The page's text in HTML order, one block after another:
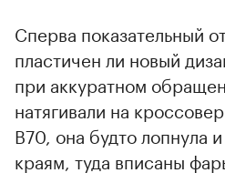
Сперва показательный
пластичен ли новый
при аккуратном
натягивали на
В70, она будто лопнула
краям, туда вписаны